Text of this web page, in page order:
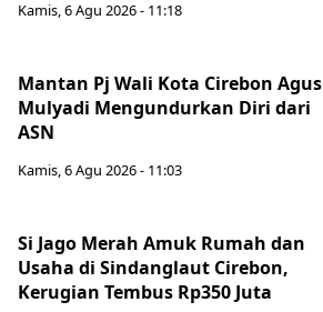
Kamis, 6 Agu 2026 - 11:18
Mantan Pj Wali Kota Cirebon Agus
Mulyadi Mengundurkan Diri dari
ASN
Kamis, 6 Agu 2026 - 11:03
Si Jago Merah Amuk Rumah dan
Usaha di Sindanglaut Cirebon,
Kerugian Tembus Rp350 Juta